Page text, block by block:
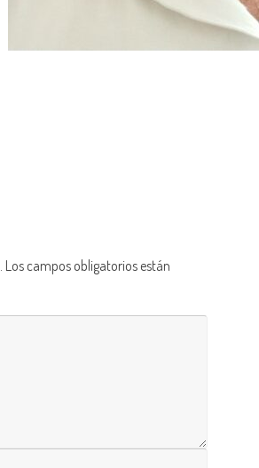
Los campos obligatorios están